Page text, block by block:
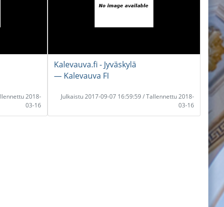
2018-
03-16
Kalevauva.fi - Jyväskylä
― Kalevauva FI
Julkaistu 2017-09-07 16:59:59 / Tallennettu 2018-
03-16